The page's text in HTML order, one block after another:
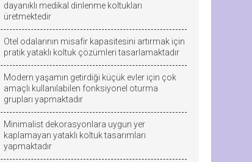
dayanıklı medikal dinlenme koltukları
üretmektedir
Otel odalarının misafir kapasitesini artırmak için
pratik yataklı koltuk çözümleri tasarlamaktadır
Modern yaşamın getirdiği küçük evler için çok
amaçlı kullanılabilen fonksiyonel oturma
grupları yapmaktadır
Minimalist dekorasyonlara uygun yer
kaplamayan yataklı koltuk tasarımları
yapmaktadır